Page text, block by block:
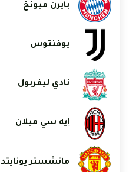
بايرن ميونخ
يوفنتوس
نادي ليفربول
إيه سي ميلان
مانشستر يونايتد